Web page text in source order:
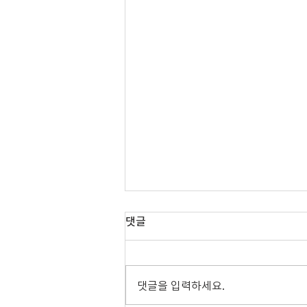
08.02.2026 주보
댓글
댓글을 입력하세요.